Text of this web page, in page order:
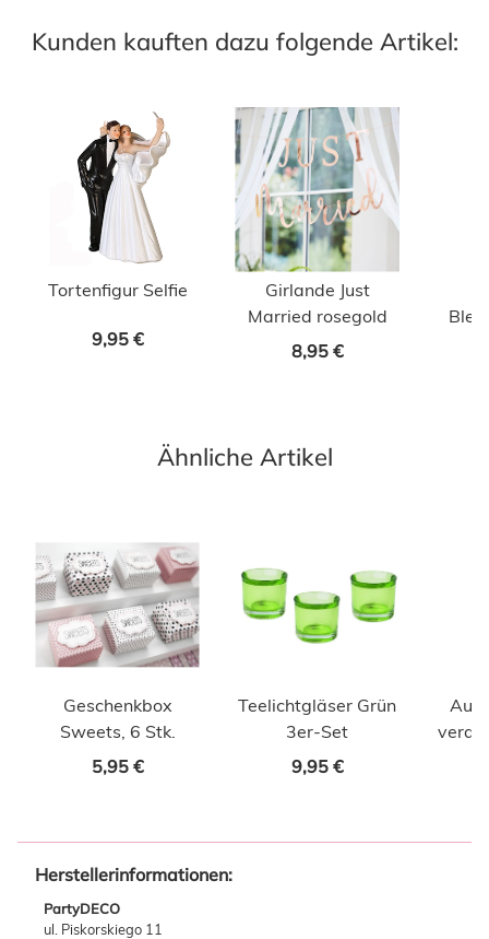
Kunden kauften dazu folgende Artikel:
Tortenfigur Selfie
9,95 €
Girlande Just
Married rosegold
8,95 €
Ähnliche Artikel
Geschenkbox
Sweets, 6 Stk.
5,95 €
Teelichtgläser Grün
3er-Set
9,95 €
Herstellerinformationen:
PartyDECO
ul. Piskorskiego 11